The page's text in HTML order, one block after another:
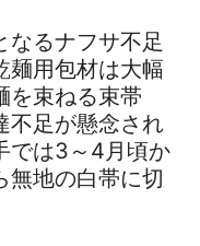
るナフサ不足
麺用包材は大幅
を束ねる束帯
不足が懸念され
では3～4月頃か
無地の白帯に切